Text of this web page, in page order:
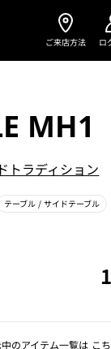
ご来店方法 ロ
MH1
トラディション
テーブル/ サイドテーブル
のアイテム⼀覧は こ